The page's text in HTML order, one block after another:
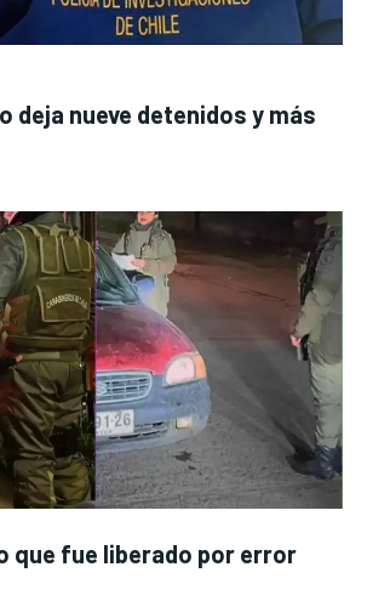
deja nueve detenidos y más
que fue liberado por error